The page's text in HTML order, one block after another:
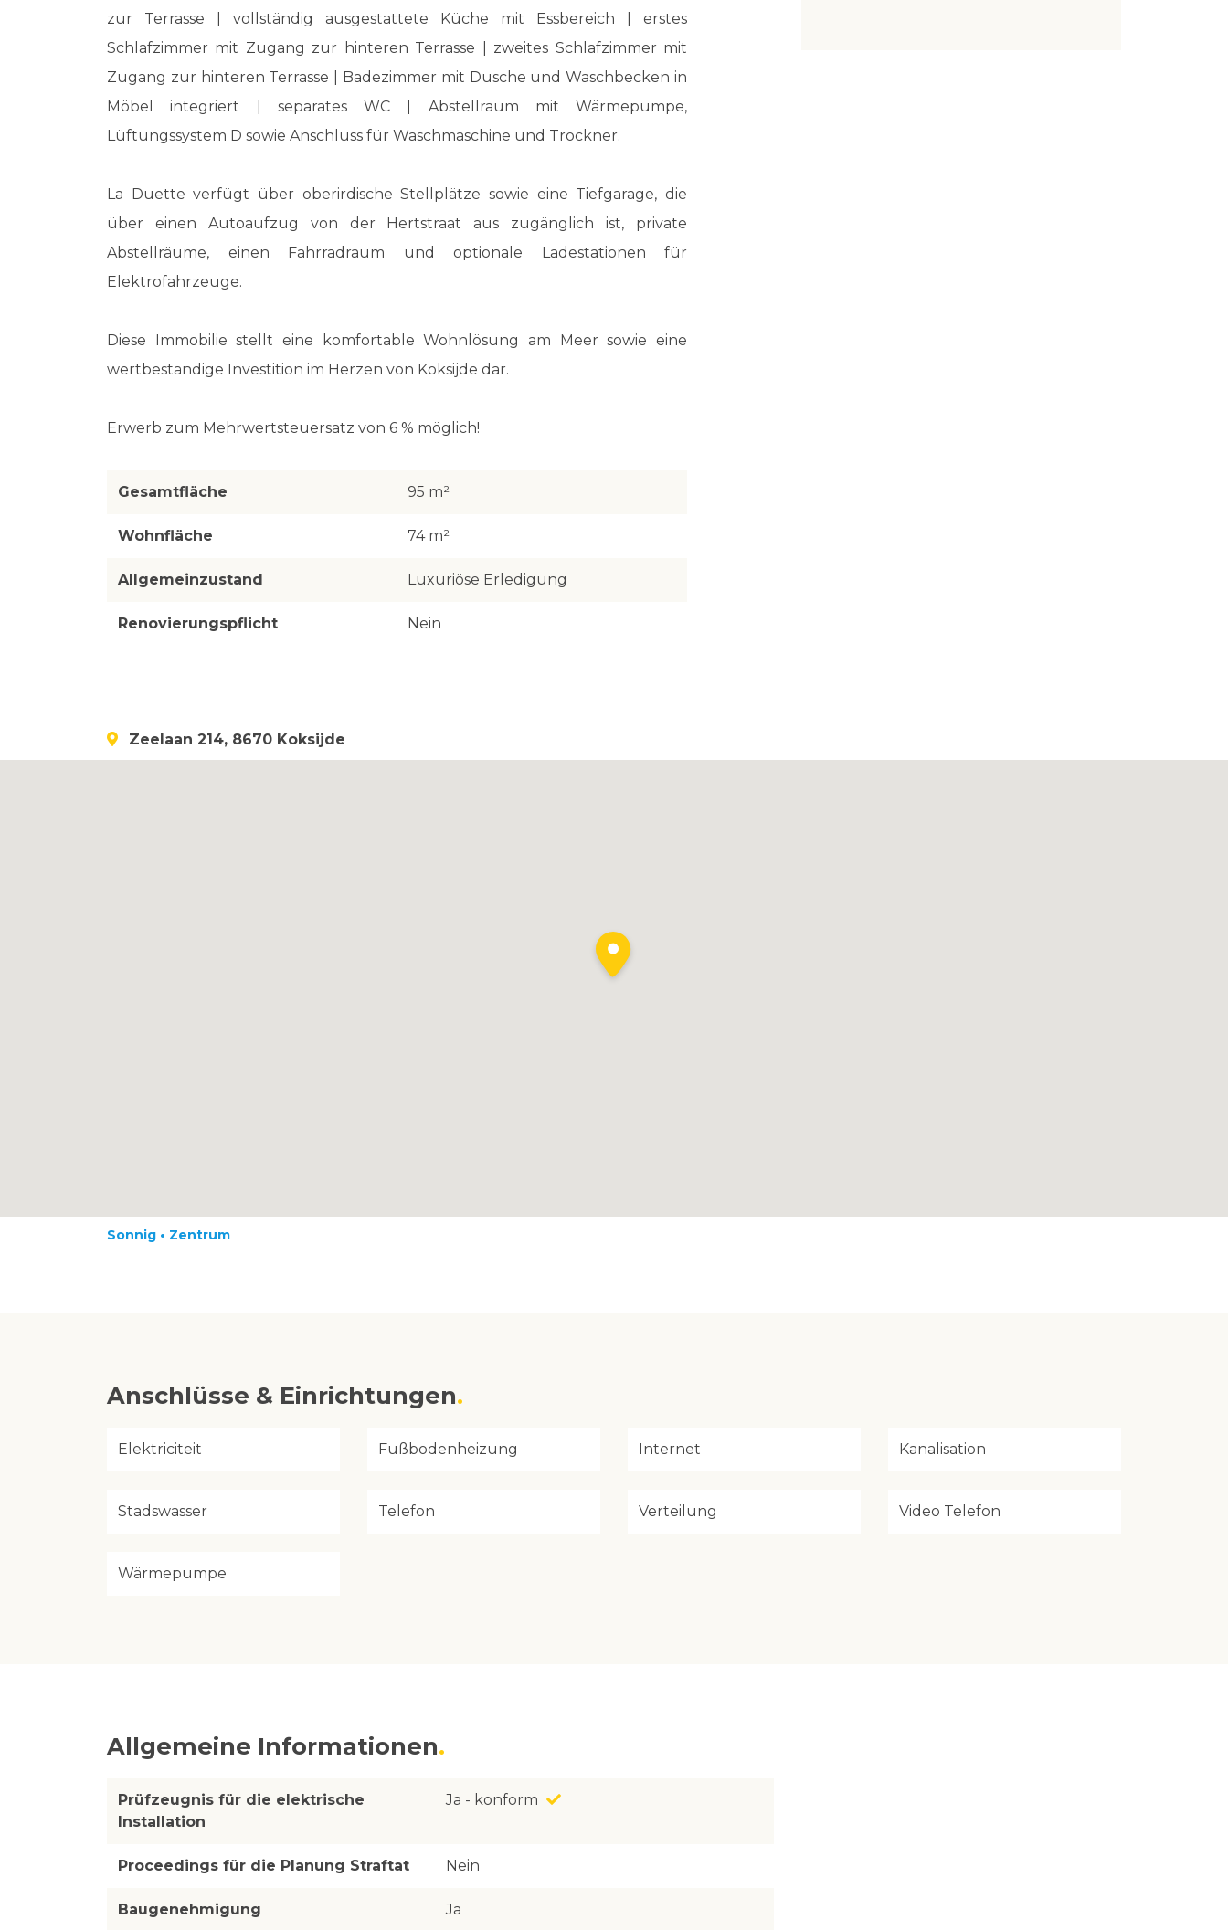
zur Terrasse | vollständig ausgestattete Küche mit Essbereich | erstes
Schlafzimmer mit Zugang zur hinteren Terrasse | zweites Schlafzimmer mit
Zugang zur hinteren Terrasse | Badezimmer mit Dusche und Waschbecken in
Möbel integriert | separates WC | Abstellraum mit Wärmepumpe,
Lüftungssystem D sowie Anschluss für Waschmaschine und Trockner.
La Duette verfügt über oberirdische Stellplätze sowie eine Tiefgarage, die
über einen Autoaufzug von der Hertstraat aus zugänglich ist, private
Abstellräume, einen Fahrradraum und optionale Ladestationen für
Elektrofahrzeuge.
Diese Immobilie stellt eine komfortable Wohnlösung am Meer sowie eine
wertbeständige Investition im Herzen von Koksijde dar.
Erwerb zum Mehrwertsteuersatz von 6 % möglich!
Gesamtfläche 95 m²
Wohnfläche 74 m²
Allgemeinzustand Luxuriöse Erledigung
Renovierungspflicht Nein
Zeelaan 214, 8670 Koksijde
Sonnig • Zentrum
Anschlüsse & Einrichtungen
Elektriciteit Fußbodenheizung Internet Kanalisation
Stadswasser Telefon Verteilung Video Telefon
Wärmepumpe
Allgemeine Informationen
Prüfzeugnis für die elektrische
Installation
Ja - konform
Proceedings für die Planung Straftat Nein
Baugenehmigung Ja